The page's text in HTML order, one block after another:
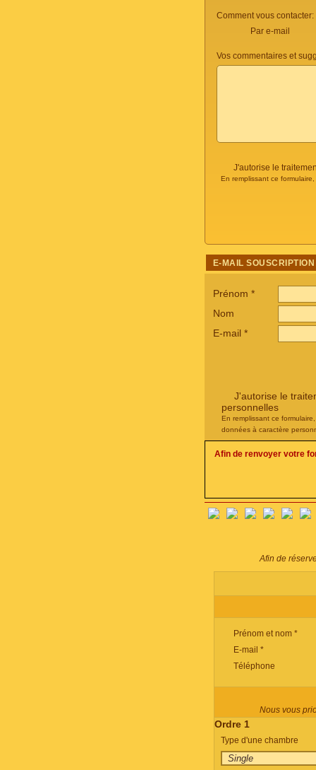
Comment vous contacter:
Par e-mail
Vos commentaires et
J'autorise le
En remplissant ce
E-MAIL SOUSCRIPTION
Prénom *
Nom
E-mail *
J'autorise le
personnelles
En remplissant ce
données à caractère
Afin de renvoyer votre
Afin de
Prénom et nom *
E-mail *
Téléphone
Nous vous
Ordre 1
Type d'une chambre